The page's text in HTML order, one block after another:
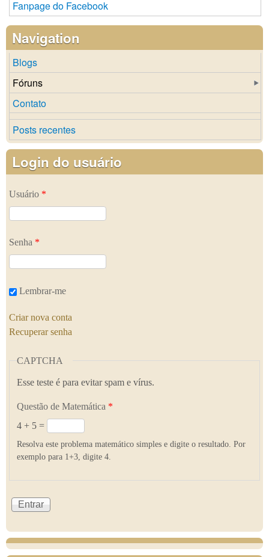
Fanpage do Facebook
Navigation
Blogs
Fóruns
Contato
Posts recentes
Login do usuário
Usuário *
Senha *
Lembrar-me
Criar nova conta
Recuperar senha
CAPTCHA
Esse teste é para evitar spam e vírus.
Questão de Matemática *
4 + 5 =
Resolva este problema matemático simples e digite o resultado. Por
exemplo para 1+3, digite 4.